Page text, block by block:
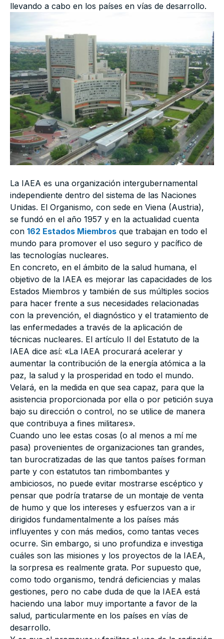
llevando a cabo en los países en vías de desarrollo.
La IAEA es una organización intergubernamental
independiente dentro del sistema de las Naciones
Unidas. El Organismo, con sede en Viena (Austria),
se fundó en el año 1957 y en la actualidad cuenta
con 162 Estados Miembros que trabajan en todo el
mundo para promover el uso seguro y pacífico de
las tecnologías nucleares.
En concreto, en el ámbito de la salud humana, el
objetivo de la IAEA es mejorar las capacidades de los
Estados Miembros y también de sus múltiples socios
para hacer frente a sus necesidades relacionadas
con la prevención, el diagnóstico y el tratamiento de
las enfermedades a través de la aplicación de
técnicas nucleares. El artículo II del Estatuto de la
IAEA dice así: «La IAEA procurará acelerar y
aumentar la contribución de la energía atómica a la
paz, la salud y la prosperidad en todo el mundo.
Velará, en la medida en que sea capaz, para que la
asistencia proporcionada por ella o por petición suya
bajo su dirección o control, no se utilice de manera
que contribuya a fines militares».
Cuando uno lee estas cosas (o al menos a mí me
pasa) provenientes de organizaciones tan grandes,
tan burocratizadas de las que tantos países forman
parte y con estatutos tan rimbombantes y
ambiciosos, no puede evitar mostrarse escéptico y
pensar que podría tratarse de un montaje de venta
de humo y que los intereses y esfuerzos van a ir
dirigidos fundamentalmente a los países más
influyentes y con más medios, como tantas veces
ocurre. Sin embargo, si uno profundiza e investiga
cuáles son las misiones y los proyectos de la IAEA,
la sorpresa es realmente grata. Por supuesto que,
como todo organismo, tendrá deficiencias y malas
gestiones, pero no cabe duda de que la IAEA está
haciendo una labor muy importante a favor de la
salud, particularmente en los países en vías de
desarrollo.